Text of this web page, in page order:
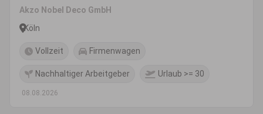
Akzo Nobel Deco GmbH
Köln
Vollzeit Firmenwagen
Nachhaltiger Arbeitgeber Urlaub >= 30
08.08.2026